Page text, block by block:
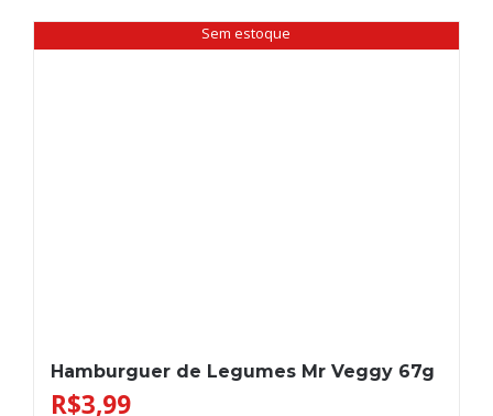
Sem estoque
Hamburguer de Legumes Mr Veggy 67g
R$3,99